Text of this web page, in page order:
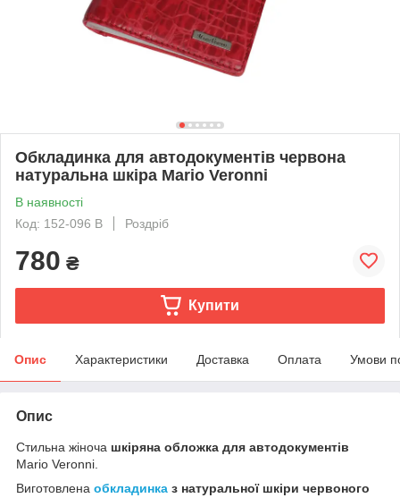
Обкладинка для автодокументів червона
натуральна шкіра Mario Veronni
В наявності
Код: 152-096 B
Роздріб
780 ₴
Купити
Опис Характеристики Доставка Оплата Умови
Опис
Стильна жіноча шкіряна обложка для автодокументів
Mario Veronni.
Виготовлена обкладинка з натуральної шкіри червоного